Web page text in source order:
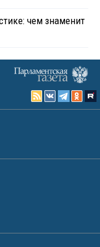
чем знаменит